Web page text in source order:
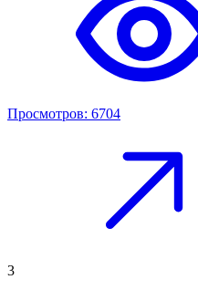
Просмотров: 6704
3